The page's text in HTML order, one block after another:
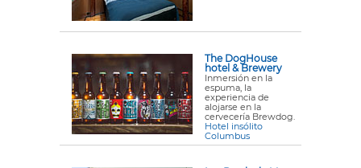
The DogHouse
hotel & Brewery
Inmersión en la
espuma, la
experiencia de
alojarse en la
cervecería Brewdog.
Hotel insólito
Columbus